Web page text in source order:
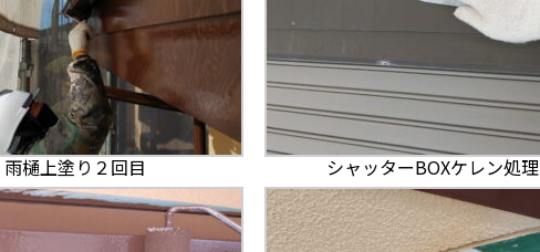
雨樋上塗り２回目 シャッターBOXケレン処理